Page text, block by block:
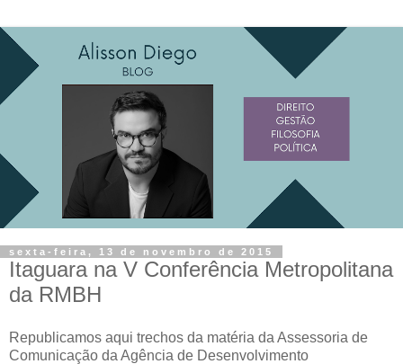
sexta-feira, 13 de novembro de 2015
Itaguara na V Conferência Metropolitana
da RMBH
Republicamos aqui trechos da matéria da Assessoria de
Comunicação da Agência de Desenvolvimento